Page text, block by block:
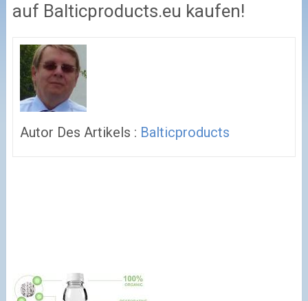
auf Balticproducts.eu kaufen!
Autor Des Artikels : Balticproducts